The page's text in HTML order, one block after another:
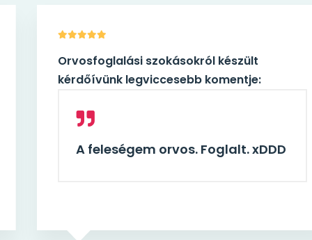
Orvosfoglalási szokásokról készült
kérdőívünk legviccesebb komentje:
A feleségem orvos. Foglalt. xDDD